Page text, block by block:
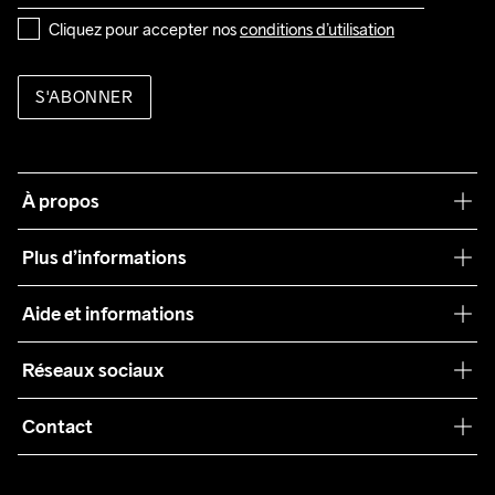
Cliquez pour accepter nos conditions d’utilisation
S'ABONNER
À propos
Plus d’informations
Teamwear
Durabilité
Collaborations
Aide et informations
Conditions générales
Retours
Réseaux sociaux
Contact